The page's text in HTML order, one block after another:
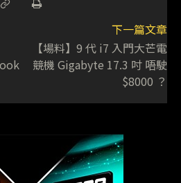
下一篇文章
【場料】9 代 i7 入門大芒電
競機 Gigabyte 17.3 吋 唔駛
$8000 ？